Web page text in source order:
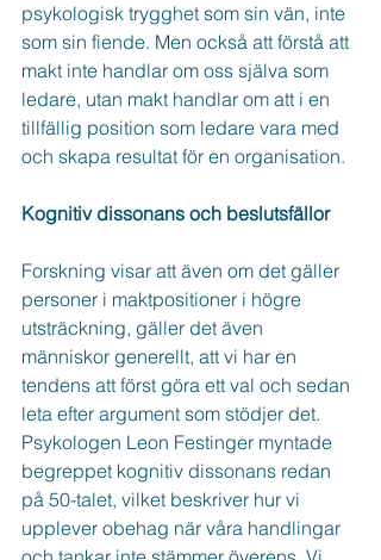
psykologisk trygghet som sin vän, inte
som sin fiende. Men också att förstå att
makt inte handlar om oss själva som
ledare, utan makt handlar om att i en
tillfällig position som ledare vara med
och skapa resultat för en organisation.
Kognitiv dissonans och beslutsfällor
Forskning visar att även om det gäller
personer i maktpositioner i högre
utsträckning, gäller det även
människor generellt, att vi har en
tendens att först göra ett val och sedan
leta efter argument som stödjer det.
Psykologen Leon Festinger myntade
begreppet kognitiv dissonans redan
på 50-talet, vilket beskriver hur vi
upplever obehag när våra handlingar